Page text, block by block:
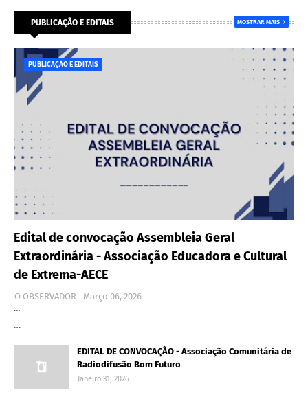
PUBLICAÇÃO E EDITAIS MOSTRAR MAIS
PUBLICAÇÃO E EDITAIS
Edital de convocação Assembleia Geral
Extraordinária - Associação Educadora e Cultural
de Extrema-AECE
O OBSERVADOR
Março 06, 2026
…
…
EDITAL DE CONVOCAÇÃO - Associação Comunitária de
Radiodifusão Bom Futuro
Janeiro 31, 2026